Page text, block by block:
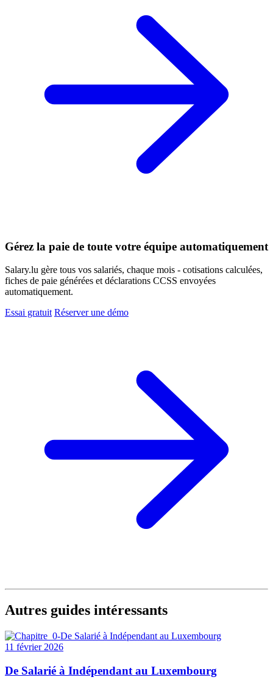
Gérez la paie de toute votre équipe automatiquement
Salary.lu gère tous vos salariés, chaque mois - cotisations calculées,
fiches de paie générées et déclarations CCSS envoyées
automatiquement.
Essai gratuit Réserver une démo
Autres guides intéressants
11 février 2026
De Salarié à Indépendant au Luxembourg